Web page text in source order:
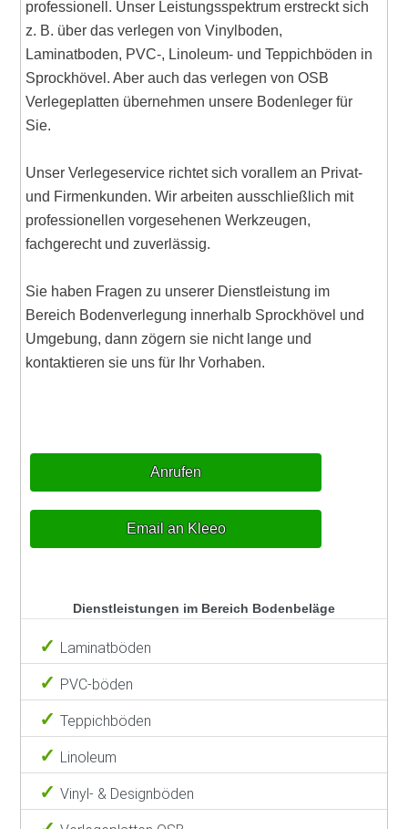
professionell. Unser Leistungsspektrum erstreckt sich
z. B. über das verlegen von Vinylboden,
Laminatboden, PVC-, Linoleum- und Teppichböden in
Sprockhövel. Aber auch das verlegen von OSB
Verlegeplatten übernehmen unsere Bodenleger für
Sie.
Unser Verlegeservice richtet sich vorallem an Privat-
und Firmenkunden. Wir arbeiten ausschließlich mit
professionellen vorgesehenen Werkzeugen,
fachgerecht und zuverlässig.
Sie haben Fragen zu unserer Dienstleistung im
Bereich Bodenverlegung innerhalb Sprockhövel und
Umgebung, dann zögern sie nicht lange und
kontaktieren sie uns für Ihr Vorhaben.
Anrufen
Email an Kleeo
Dienstleistungen im Bereich Bodenbeläge
Laminatböden
PVC-böden
Teppichböden
Linoleum
Vinyl- & Designböden